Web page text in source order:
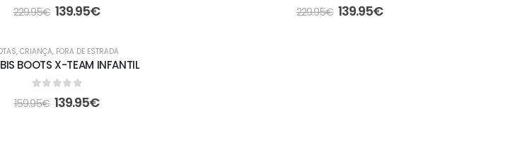
out of 5
229.95€ 139.95€ out of 5
229.95€ 139.95€
,CRIANÇA, FORA DE ESTRADA
BOOTS X-TEAM INFANTIL
out of 5
159.95€ 139.95€